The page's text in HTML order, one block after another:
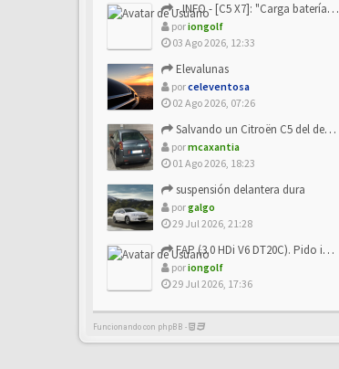
- INFO - [C5 X7]: "Carga batería o alimentación eléctri...
poriongolf
03 Ago 2026, 12:33
Elevalunas
porceleventosa
02 Ago 2026, 07:26
Salvando un Citroën C5 del desguace: Presentación y seguimiento
pormcaxantia
01 Ago 2026, 18:23
suspensión delantera dura
porgalgo
29 Jul 2026, 21:28
FAP (3.0 HDi V6 DT20C). Pido info sobre su sustitución
poriongolf
29 Jul 2026, 17:36
Funcionando con phpBB -